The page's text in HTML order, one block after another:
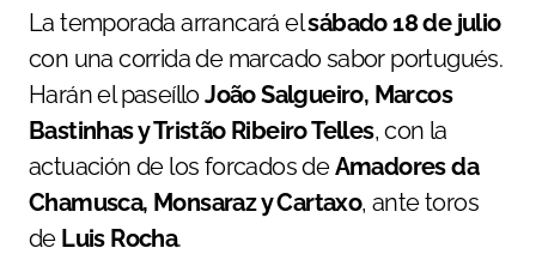
La temporada arrancará elsábado 18 de julio
con una corrida de marcado sabor portugués.
Harán el paseílloJoão Salgueiro, Marcos
Bastinhas y Tristão Ribeiro Telles, con la
actuación de los forcados deAmadores da
Chamusca, Monsaraz y Cartaxo, ante toros
de Luis Rocha.